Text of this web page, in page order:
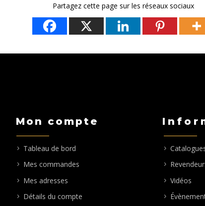
options
peuvent
choisies
produit
Partagez cette page sur les réseaux sociaux
Mon compte
Tableau de bord
Mes commandes
Mes adresses
Détails du compte
Vidéos